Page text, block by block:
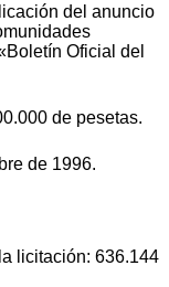
del anuncio
Oficial del
de pesetas.
de 1996.
licitación: 636.144